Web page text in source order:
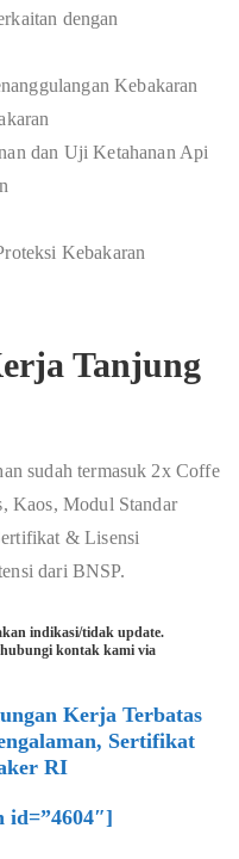
dengan
Kebakaran
dan Uji Ketahanan Api
Kebakaran
Tanjung
sudah termasuk 2x Coffe
Kaos, Modul Standar
& Lisensi
dari BNSP.
indikasi/tidak update.
kontak kami via
Kerja Terbatas
Sertifikat
RI
id=”4604″]